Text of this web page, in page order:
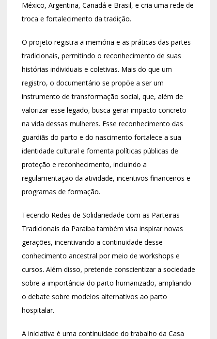
México, Argentina, Canadá e Brasil, e cria uma rede de
troca e fortalecimento da tradição.
O projeto registra a memória e as práticas das partes
tradicionais, permitindo o reconhecimento de suas
histórias individuais e coletivas. Mais do que um
registro, o documentário se propõe a ser um
instrumento de transformação social, que, além de
valorizar esse legado, busca gerar impacto concreto
na vida dessas mulheres. Esse reconhecimento das
guardiãs do parto e do nascimento fortalece a sua
identidade cultural e fomenta políticas públicas de
proteção e reconhecimento, incluindo a
regulamentação da atividade, incentivos financeiros e
programas de formação.
Tecendo Redes de Solidariedade com as Parteiras
Tradicionais da Paraíba também visa inspirar novas
gerações, incentivando a continuidade desse
conhecimento ancestral por meio de workshops e
cursos. Além disso, pretende conscientizar a sociedade
sobre a importância do parto humanizado, ampliando
o debate sobre modelos alternativos ao parto
hospitalar.
A iniciativa é uma continuidade do trabalho da Casa